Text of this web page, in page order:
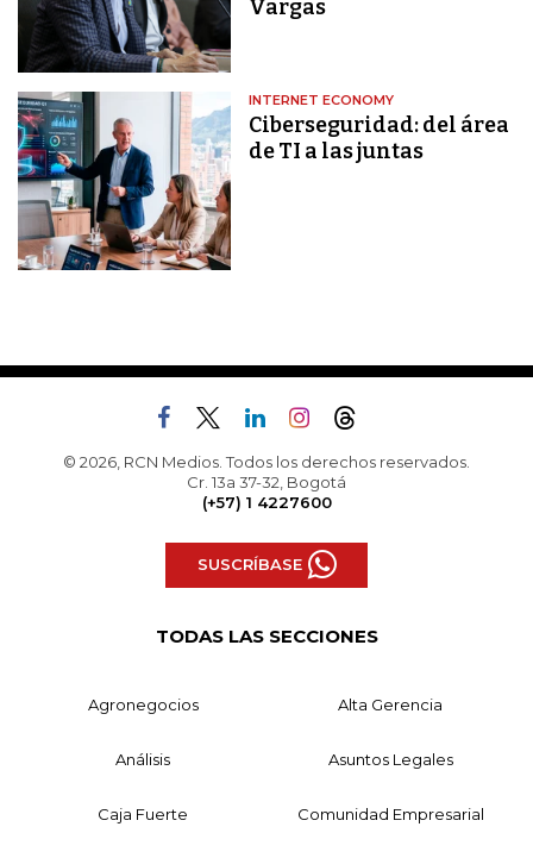
Vargas
INTERNET ECONOMY
Ciberseguridad: del área
de TI a las juntas
© 2026, RCN Medios. Todos los derechos reservados.
Cr. 13a 37-32, Bogotá
(+57) 1 4227600
SUSCRÍBASE
TODAS LAS SECCIONES
Agronegocios Alta Gerencia
Análisis Asuntos Legales
Caja Fuerte Comunidad Empresarial